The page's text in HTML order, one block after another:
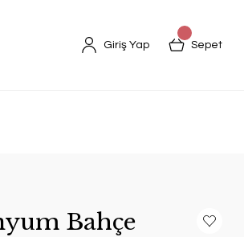
Giriş Yap Sepet
Bahçe